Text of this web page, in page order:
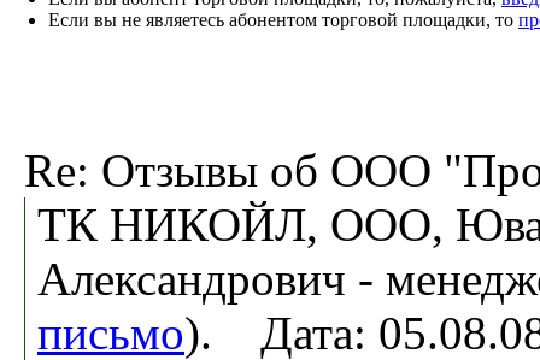
Если вы не являетесь абонентом торговой площадки, то
Re: Отзывы об ООО
ТК НИКОЙЛ, ООО,
Александрович -
письмо). Дата: